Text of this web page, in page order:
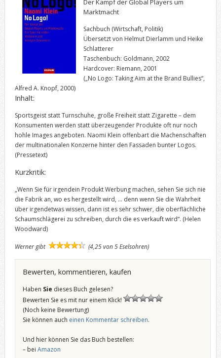
Der Kampf der Global Players um
Marktmacht
Sachbuch (Wirtschaft, Politik)
Übersetzt von Helmut Dierlamm und Heike
Schlatterer
Taschenbuch: Goldmann, 2002
Hardcover: Riemann, 2001
(„No Logo: Taking Aim at the Brand Bullies“,
Alfred A. Knopf, 2000)
Inhalt:
Sportsgeist statt Turnschuhe, große Freiheit statt Zigarette – dem
Konsumenten werden statt überzeugender Produkte oft nur noch
hohle Images angeboten. Naomi Klein offenbart die Machenschaften
der multinationalen Konzerne hinter den Fassaden bunter Logos.
(Pressetext)
Kurzkritik:
„Wenn Sie für irgendein Produkt Werbung machen, sehen Sie sich nie
die Fabrik an, wo es hergestellt wird, … denn wenn Sie die Wahrheit
über irgendetwas wissen, dann ist es sehr schwer, die oberflächliche
Schaumschlägerei zu schreiben, durch die es verkauft wird“. (Helen
Woodward)
Werner gibt (4,25 von 5 Eselsohren)
Bewerten, kommentieren, kaufen
Haben Sie dieses Buch gelesen?
Bewerten Sie es mit nur einem Klick!
(Noch keine Bewertung)
Sie können auch einen Kommentar schreiben.
Und hier können Sie das Buch bestellen:
– bei Amazon